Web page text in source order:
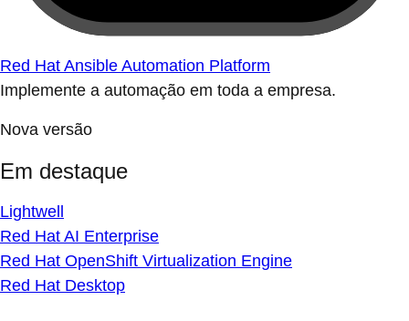
Red Hat Ansible Automation Platform
Implemente a automação em toda a empresa.
Nova versão
Em destaque
Lightwell
Red Hat AI Enterprise
Red Hat OpenShift Virtualization Engine
Red Hat Desktop